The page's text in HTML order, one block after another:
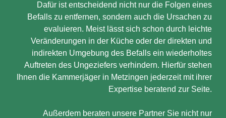
Dafür ist entscheidend nicht nur die Folgen eines
Befalls zu entfernen, sondern auch die Ursachen zu
evaluieren. Meist lässt sich schon durch leichte
Veränderungen in der Küche oder der direkten und
indirekten Umgebung des Befalls ein wiederholtes
Auftreten des Ungeziefers verhindern. Hierfür stehen
Ihnen die Kammerjäger in Metzingen jederzeit mit ihrer
Expertise beratend zur Seite.
Außerdem beraten unsere Partner Sie nicht nur